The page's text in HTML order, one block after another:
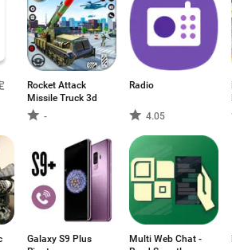
Rocket Attack
Missile Truck 3d
-
Radio
4.05
Galaxy S9 Plus
Multi Web Chat -